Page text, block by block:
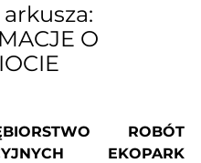
O
ROBÓT
EKOPARK